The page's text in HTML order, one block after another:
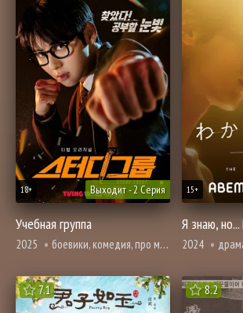
Выходит - 2 Серия
18+
Учебная группа
2025 боевики, комедия, про молодость и любовь, вебтун, триллер, смерть
15+
Я знаю,
2024
7.1 8.2